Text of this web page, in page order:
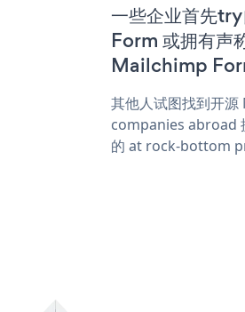
一些企业首先
Form 或拥有声
Mailchimp
其他人试图找到开
companies abroad
的 at rock-bottom